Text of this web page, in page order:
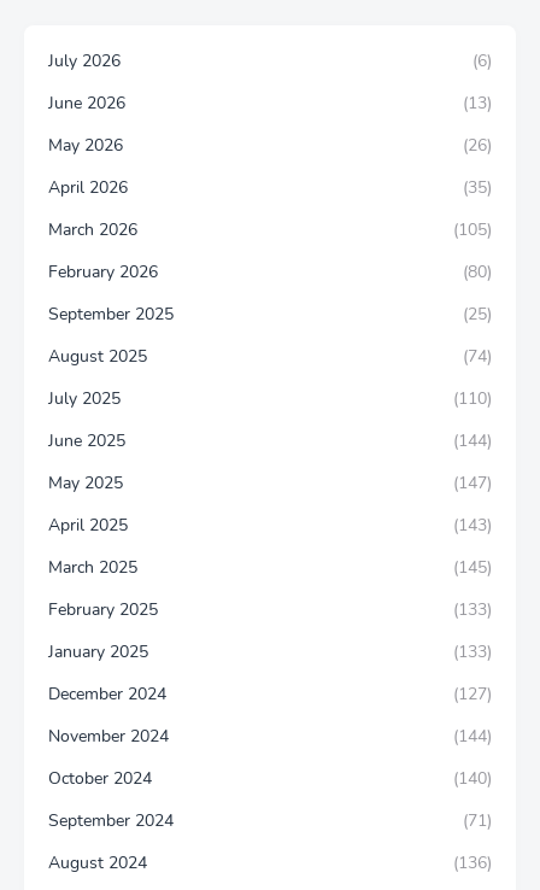
July 2026
(6)
June 2026
(13)
May 2026
(26)
April 2026
(35)
March 2026
(105)
February 2026
(80)
September 2025
(25)
August 2025
(74)
July 2025
(110)
June 2025
(144)
May 2025
(147)
April 2025
(143)
March 2025
(145)
February 2025
(133)
January 2025
(133)
December 2024
(127)
November 2024
(144)
October 2024
(140)
September 2024
(71)
August 2024
(136)